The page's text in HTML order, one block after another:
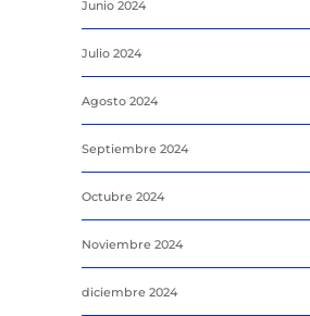
Junio 2024
Julio 2024
Agosto 2024
Septiembre 2024
Octubre 2024
Noviembre 2024
diciembre 2024